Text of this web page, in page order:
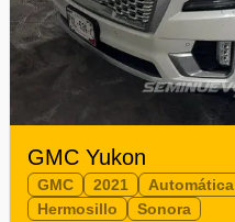
GMC Yukon
GMC 2021
Automática
Hermosillo
Sonora